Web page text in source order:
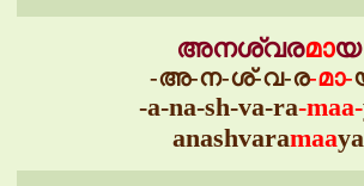
അനശ്വരമായ
-അ-ന-ശ്-വ-ര-മാ-
-a-na-sh-va-ra-maa-
anashvaramaaya